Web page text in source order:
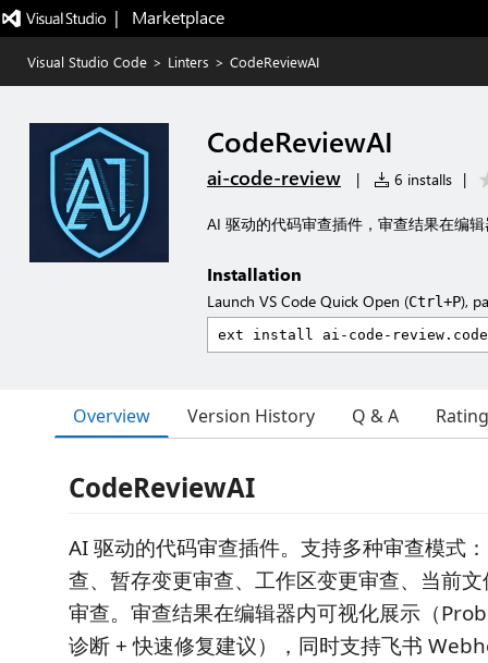
|   Marketplace
Visual Studio Code > Linters > CodeReviewAI
CodeReviewAI
ai-code-review | 6 installs |
AI 驱动的代码审查插件，审查结果在编
Installation
Launch VS Code Quick Open (Ctrl+P),
Overview Version History Q & A
CodeReviewAI
AI 驱动的代码审查插件。支持多种审查模式
查、暂存变更审查、工作区变更审查、当前
审查。审查结果在编辑器内可视化展示（
诊断 + 快速修复建议），同时支持飞书